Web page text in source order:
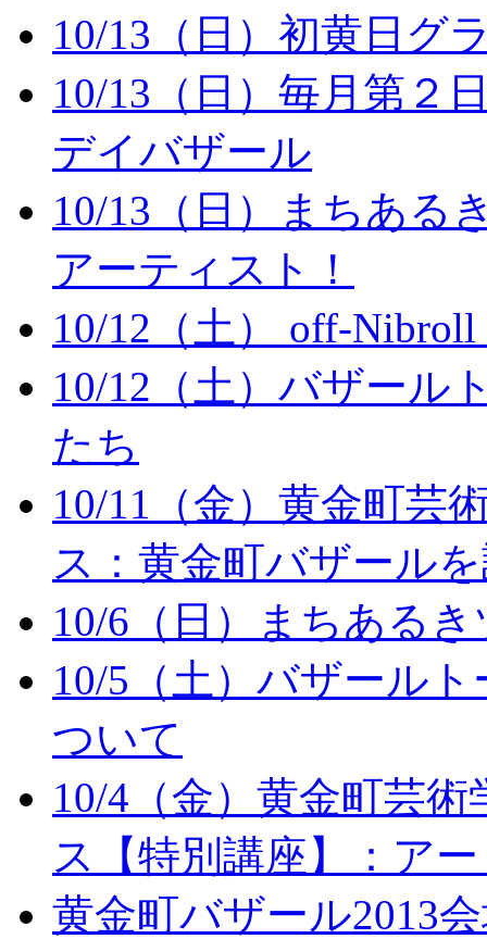
10/13（日）初黄日グ
10/13（日）毎月第２
デイバザール
10/13（日）まちある
アーティスト！
10/12（土） off-
10/12（土）バザール
たち
10/11（金）黄金町芸
ス：黄金町バザール
10/6（日）まちある
10/5（土）バザール
ついて
10/4（金）黄金町芸
ス【特別講座】：ア
黄金町バザール2013